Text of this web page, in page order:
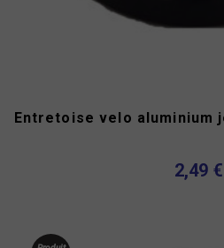
Entretoise velo aluminium
2,49 €